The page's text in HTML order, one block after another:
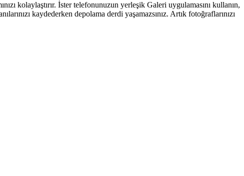
kolaylaştırır. İster telefonunuzun yerleşik Galeri uygulamasını kullanın,
kaydederken depolama derdi yaşamazsınız. Artık fotoğraflarınızı